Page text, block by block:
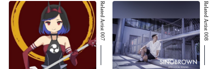
Related Artist 007 Related Artist 008